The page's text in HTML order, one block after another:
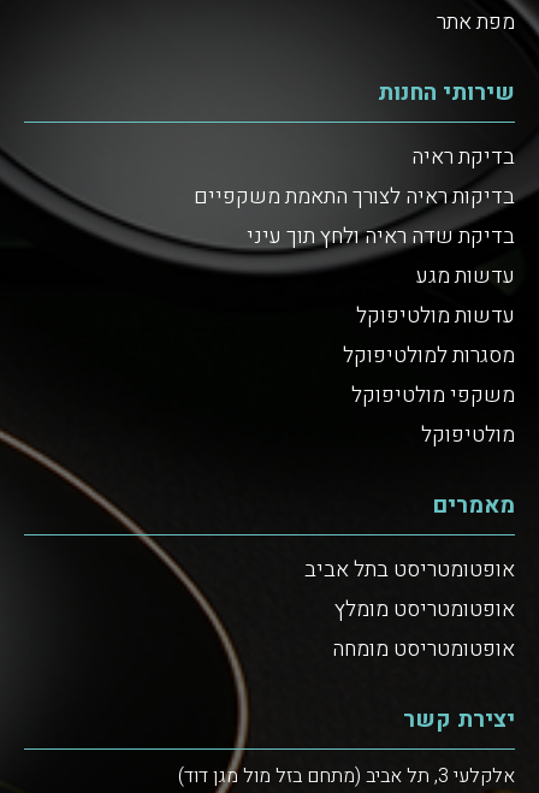
מפת אתר
שירותי החנות
בדיקת ראיה
בדיקות ראיה לצורך התאמת משקפיים
בדיקת שדה ראיה ולחץ תוך עיני
עדשות מגע
עדשות מולטיפוקל
מסגרות למולטיפוקל
משקפי מולטיפוקל
מולטיפוקל
מאמרים
אופטומטריסט בתל אביב
אופטומטריסט מומלץ
אופטומטריסט מומחה
יצירת קשר
אלקלעי 3, תל אביב (מתחם בזל מול מגן דוד)